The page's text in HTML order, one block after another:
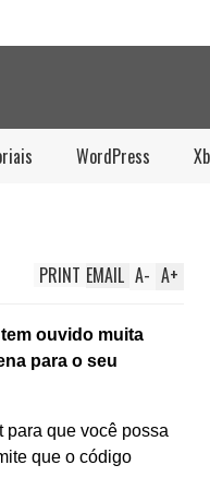
WordPress
A+
A-
EMAIL
PRINT
ouvido muita
para o seu
para que você possa
que o código